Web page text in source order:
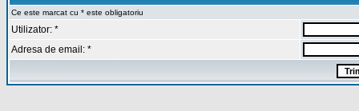
Ce este marcat cu * este obligatoriu
Utilizator: *
Adresa de email: *